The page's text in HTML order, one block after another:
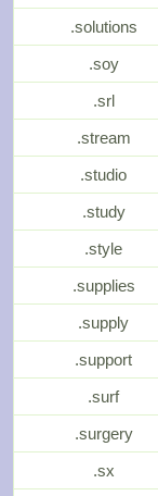
.solutions
.soy
.srl
.stream
.studio
.study
.style
.supplies
.supply
.support
.surf
.surgery
.sx